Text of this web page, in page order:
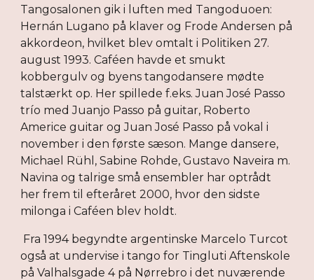
Tangosalonen gik i luften med Tangoduoen:
Hernán Lugano på klaver og Frode Andersen på
akkordeon, hvilket blev omtalt i Politiken 27.
august 1993. Caféen havde et smukt
kobbergulv og byens tangodansere mødte
talstærkt op. Her spillede f.eks. Juan José Passo
trío med Juanjo Passo på guitar, Roberto
Americe guitar og Juan José Passo på vokal i
november i den første sæson. Mange dansere,
Michael Rühl, Sabine Rohde, Gustavo Naveira m.
Navina og talrige små ensembler har optrådt
her frem til efteråret 2000, hvor den sidste
milonga i Caféen blev holdt.
også at undervise i tango for Tingluti Aftenskole
på Valhalsgade 4 på Nørrebro i det nuværende